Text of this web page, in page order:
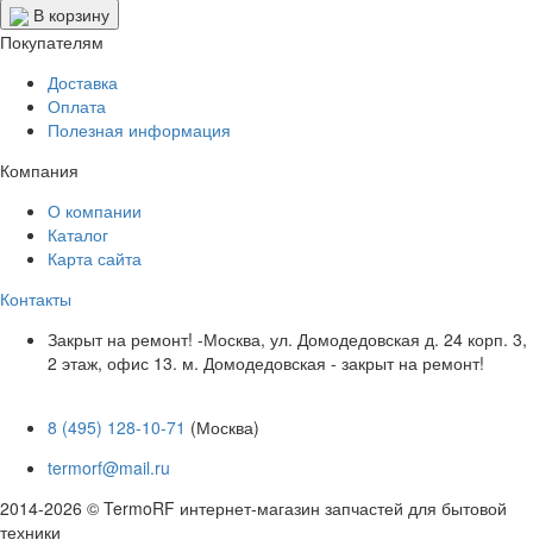
В корзину
Покупателям
Доставка
Оплата
Полезная информация
Компания
О компании
Каталог
Карта сайта
Контакты
Закрыт на ремонт! -Москва, ул. Домодедовская д. 24 корп. 3,
2 этаж, офис 13. м. Домодедовская - закрыт на ремонт!
8 (495) 128-10-71 (Москва)
termorf@mail.ru
2014-2026 © TermoRF интернет-магазин запчастей для бытовой
техники